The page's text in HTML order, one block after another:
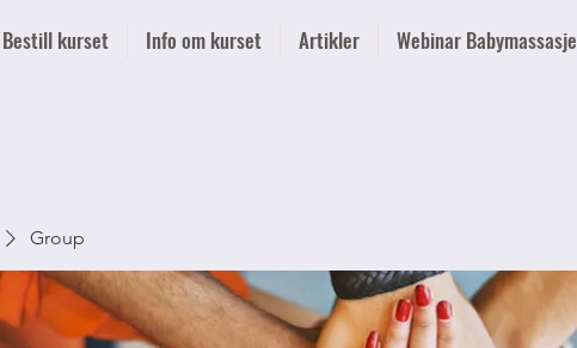
Bestill kurset Info om kurset Artikler Webinar Babymassasje
Group